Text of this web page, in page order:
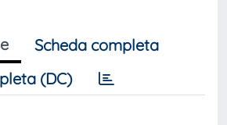
Scheda completa
(DC)